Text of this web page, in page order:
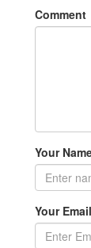
Comment
Your
Your Email